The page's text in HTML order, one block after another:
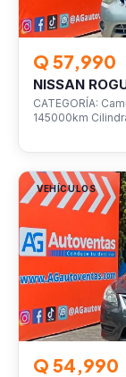
Q 57,990
NISSAN
CATEGORÍA:
145000km
VEHÍCULOS
Q 54,990